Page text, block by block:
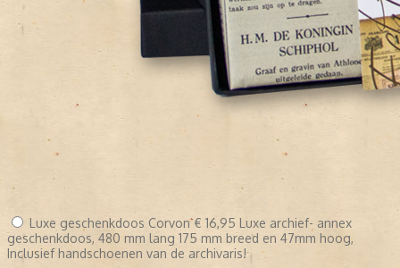
Luxe geschenkdoos Corvon € 16,95 Luxe archief- annex
geschenkdoos, 480 mm lang 175 mm breed en 47mm hoog,
Inclusief handschoenen van de archivaris!